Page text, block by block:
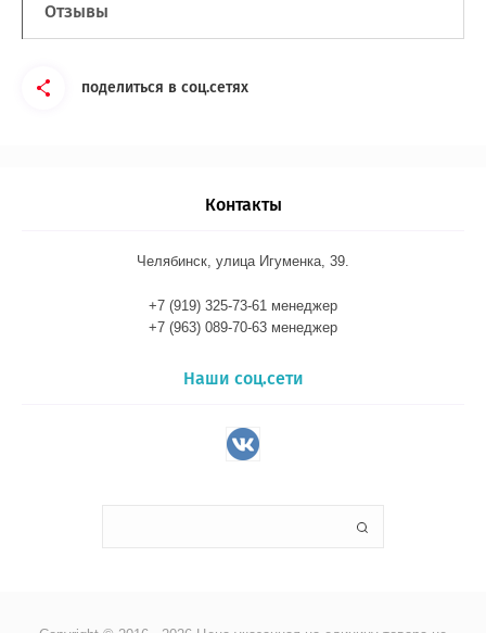
Отзывы
поделиться в соц.сетях
Контакты
Челябинск, улица Игуменка, 39.
+7 (919) 325-73-61 менеджер
+7 (963) 089-70-63 менеджер
Наши соц.сети